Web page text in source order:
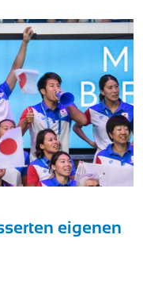
eigenen